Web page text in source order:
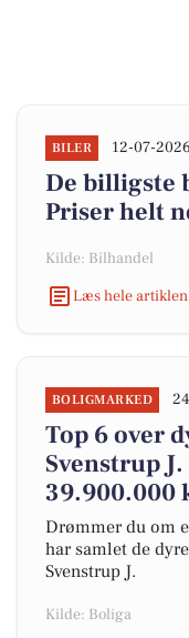
BILER 12-07-
De billigste
Priser helt
Kilde: Bilhandel
Læs hele
BOLIGMARKED
Top 6 over
Svenstrup
39.900.000
Drømmer du om
har samlet de
Svenstrup J.
Kilde: Boliga